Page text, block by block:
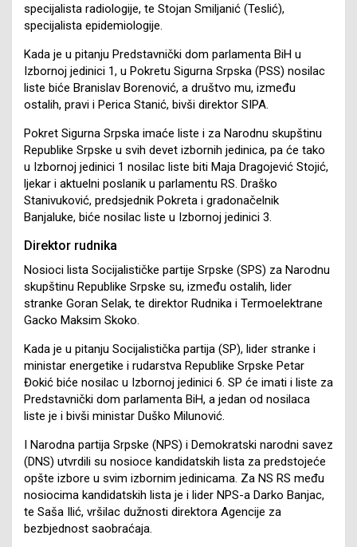
specijalista radiologije, te Stojan Smiljanić (Teslić),
specijalista epidemiologije.
Kada je u pitanju Predstavnički dom parlamenta BiH u
Izbornoj jedinici 1, u Pokretu Sigurna Srpska (PSS) nosilac
liste biće Branislav Borenović, a društvo mu, između
ostalih, pravi i Perica Stanić, bivši direktor SIPA.
Pokret Sigurna Srpska imaće liste i za Narodnu skupštinu
Republike Srpske u svih devet izbornih jedinica, pa će tako
u Izbornoj jedinici 1 nosilac liste biti Maja Dragojević Stojić,
ljekar i aktuelni poslanik u parlamentu RS. Draško
Stanivuković, predsjednik Pokreta i gradonačelnik
Banjaluke, biće nosilac liste u Izbornoj jedinici 3.
Direktor rudnika
Nosioci lista Socijalističke partije Srpske (SPS) za Narodnu
skupštinu Republike Srpske su, između ostalih, lider
stranke Goran Selak, te direktor Rudnika i Termoelektrane
Gacko Maksim Skoko.
Kada je u pitanju Socijalistička partija (SP), lider stranke i
ministar energetike i rudarstva Republike Srpske Petar
Đokić biće nosilac u Izbornoj jedinici 6. SP će imati i liste za
Predstavnički dom parlamenta BiH, a jedan od nosilaca
liste je i bivši ministar Duško Milunović.
I Narodna partija Srpske (NPS) i Demokratski narodni savez
(DNS) utvrdili su nosioce kandidatskih lista za predstojeće
opšte izbore u svim izbornim jedinicama. Za NS RS među
nosiocima kandidatskih lista je i lider NPS-a Darko Banjac,
te Saša Ilić, vršilac dužnosti direktora Agencije za
bezbjednost saobraćaja.